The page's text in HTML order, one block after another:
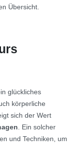
Übersicht.
glückliches
körperliche
sich der Wert
. Ein solcher
und Techniken, um